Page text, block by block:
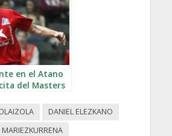
en el Atano
del Masters
DANIEL ELEZKANO
MARIEZKURRENA